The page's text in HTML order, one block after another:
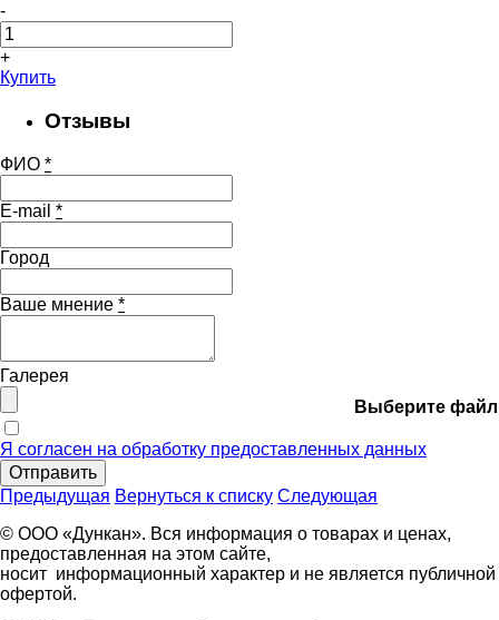
-
+
Купить
Отзывы
ФИО *
E-mail *
Город
Ваше мнение *
Галерея
Выберите файл
Я согласен на обработку предоставленных данных
Отправить
Предыдущая Вернуться к списку Следующая
© ООО «Дункан». Вся информация о товарах и ценах,
предоставленная на этом сайте,
носит информационный характер и не является публичной
офертой.